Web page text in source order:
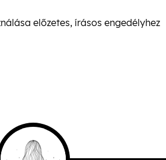
előzetes, írásos engedélyhez